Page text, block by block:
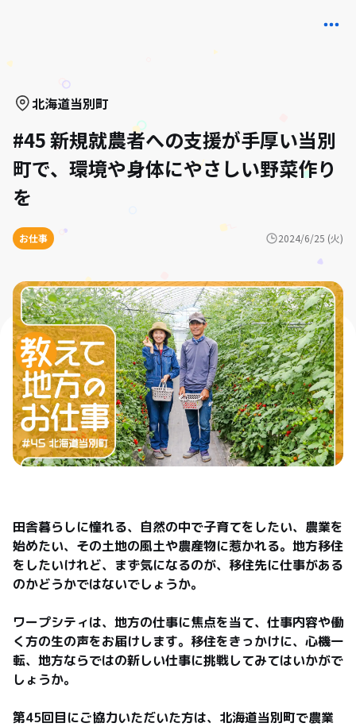
北海道当別町
#45 新規就農者への支援が手厚い当別
町で、環境や身体にやさしい野菜作り
を
お仕事 2024/6/25 (火)
田舎暮らしに憧れる、自然の中で子育てをしたい、農業を
始めたい、その土地の風土や農産物に惹かれる。地方移住
をしたいけれど、まず気になるのが、移住先に仕事がある
のかどうかではないでしょうか。
ワープシティは、地方の仕事に焦点を当て、仕事内容や働
く方の生の声をお届けします。移住をきっかけに、心機一
転、地方ならではの新しい仕事に挑戦してみてはいかがで
しょうか。
第45回目にご協力いただいた方は、北海道当別町で農業